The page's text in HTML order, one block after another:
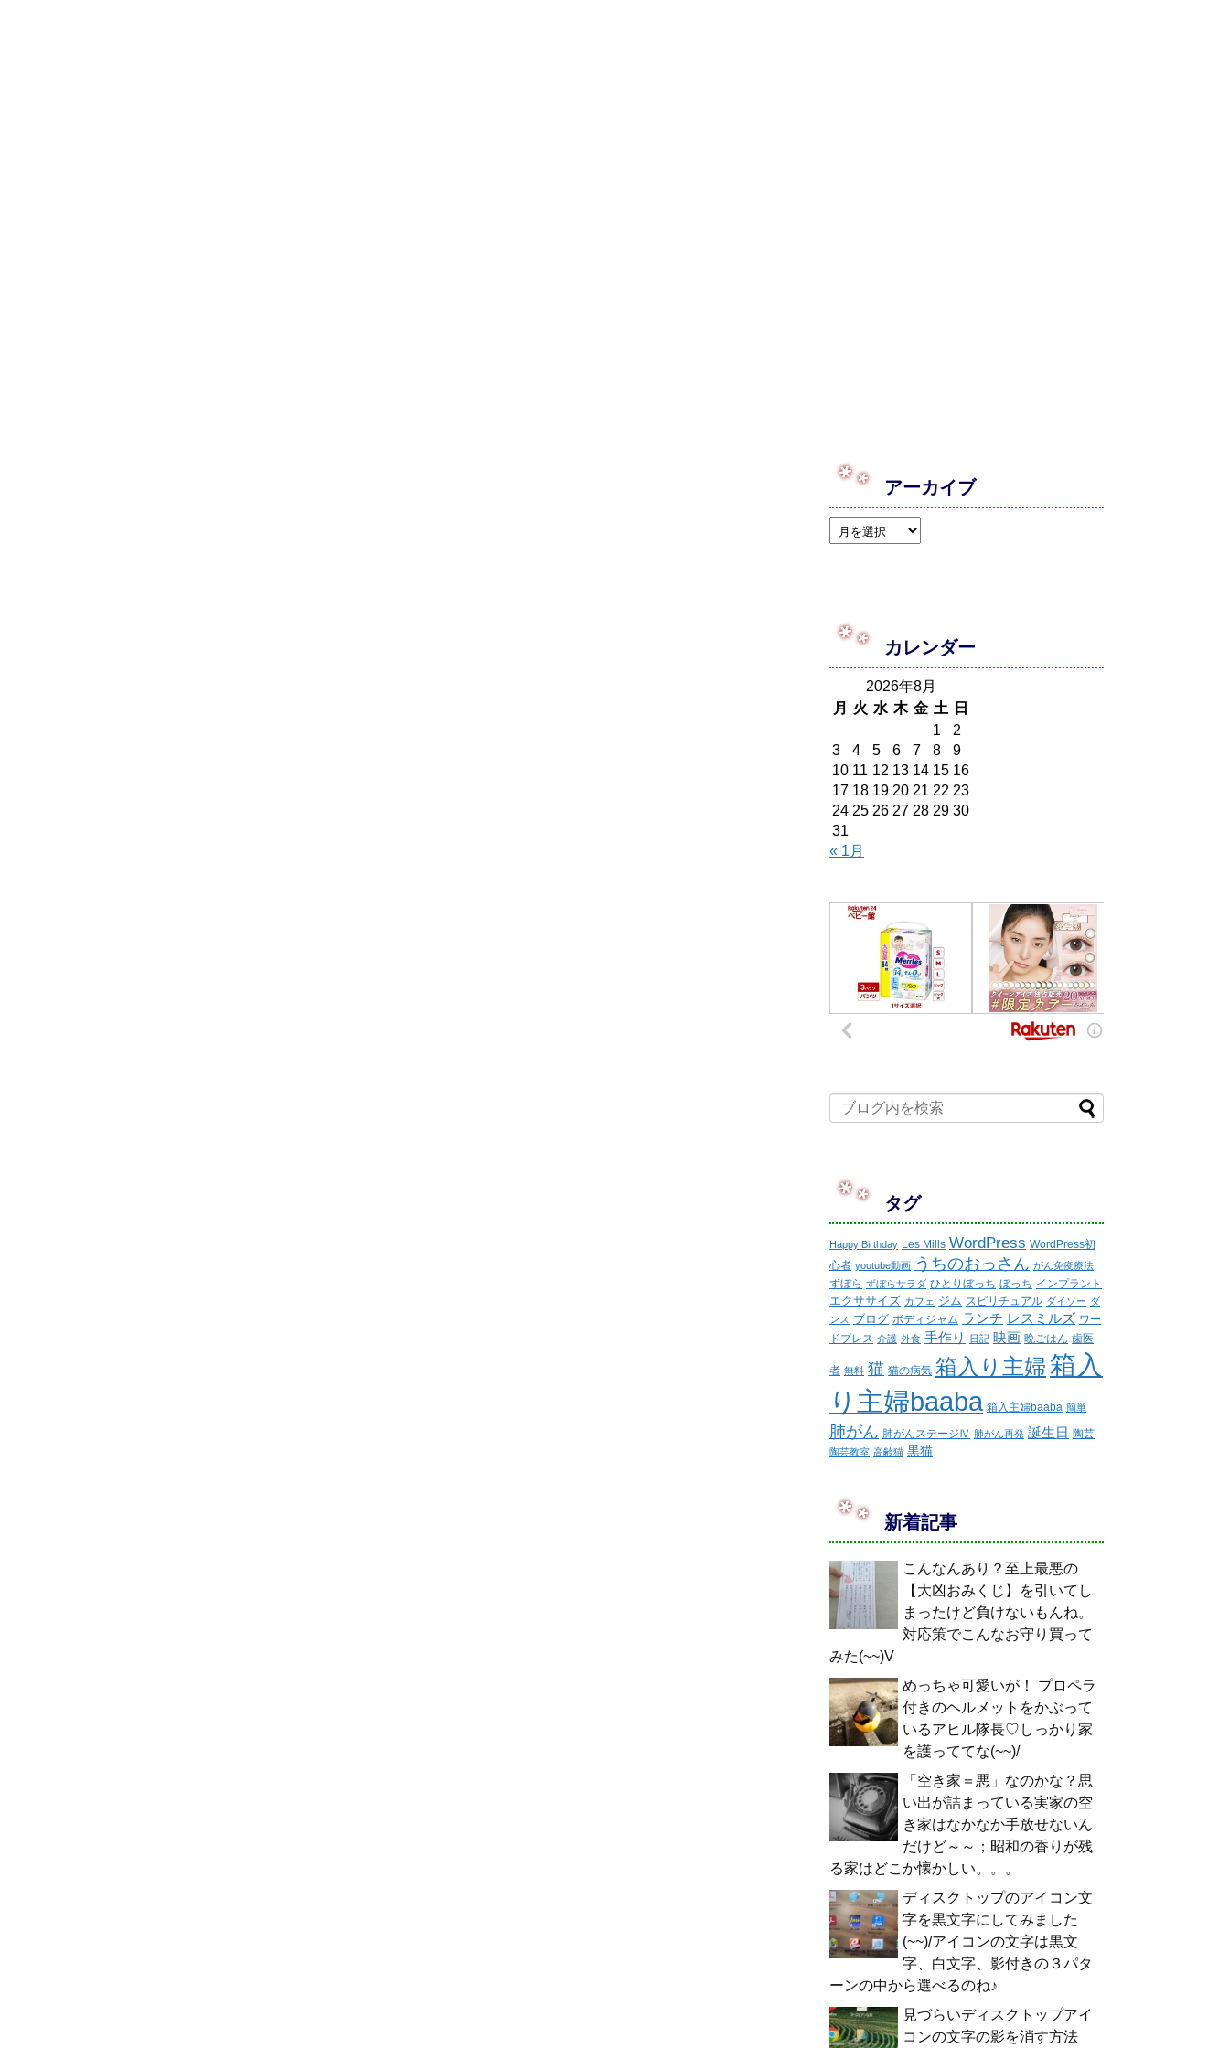
アーカイブ
カレンダー
2026年8月
月
火 水 木 金 土
日
1
2
3
4 5 6 7 8
9
10 11 12 13 14 15 16
17 18 19 20 21 22 23
24 25 26 27 28 29 30
31
« 1月
タグ
Happy Birthday Les Mills WordPress WordPress初
心者 youtube動画 うちのおっさん がん免疫療法
ずぼら ずぼらサラダ ひとりぼっち ぼっち インプラント
エクササイズ カフェ ジム スピリチュアル ダイソー ダ
ンス ブログ ボディジャム ランチ レスミルズ ワー
ドプレス 介護 外食 手作り 日記 映画 晩ごはん 歯医
者 無料 猫 猫の病気 箱入り主婦 箱入
り主婦baaba 箱入主婦baaba 簡単
肺がん 肺がんステージⅣ 肺がん再発 誕生日 陶芸
陶芸教室 高齢猫 黒猫
新着記事
こんなんあり？至上最悪の
【大凶おみくじ】を引いてし
まったけど負けないもんね。
対応策でこんなお守り買って
みた(~~)V
めっちゃ可愛いが！ プロペラ
付きのヘルメットをかぶって
いるアヒル隊長♡しっかり家
を護っててな(~~)/
「空き家＝悪」なのかな？思
い出が詰まっている実家の空
き家はなかなか手放せないん
だけど～～；昭和の香りが残
る家はどこか懐かしい。。。
ディスクトップのアイコン文
字を黒文字にしてみました
(~~)/アイコンの文字は黒文
字、白文字、影付きの３パタ
ーンの中から選べるのね♪
見づらいディスクトップアイ
コンの文字の影を消す方法